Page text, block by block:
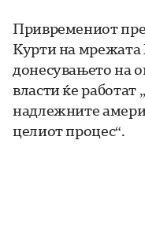
Привремениот
Курти на
донесувањето на
власти ќе работат
надлежните
целиот процес“.